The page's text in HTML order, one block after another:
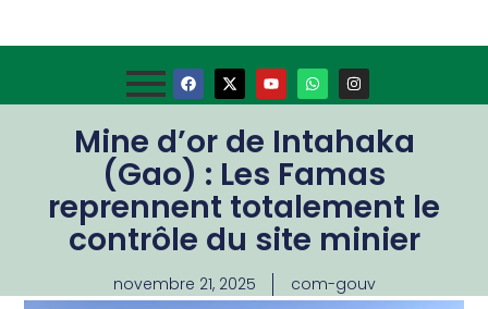
Mine d’or de Intahaka
(Gao) : Les Famas
reprennent totalement le
contrôle du site minier
novembre 21, 2025 com-gouv